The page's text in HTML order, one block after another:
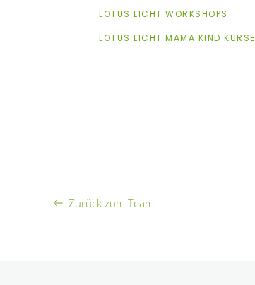
LOTUS LICHT WORKSHOPS
LOTUS LICHT MAMA KIND KURSE
Zurück zum Team